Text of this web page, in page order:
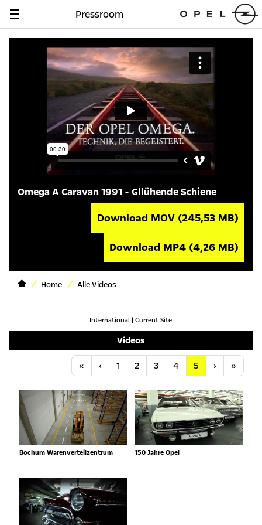
Navigation
Pressroom
Omega A Caravan 1991 - Gllühende Schiene
Download MOV (245,53 MB)
Download MP4 (4,26 MB)
Home Alle Videos
International | Current Site
Videos
« Anfang
‹ Vorherige
1 2 3 4 5 ›Nächste
»
Bochum Warenverteilzentrum 150 Jahre Opel